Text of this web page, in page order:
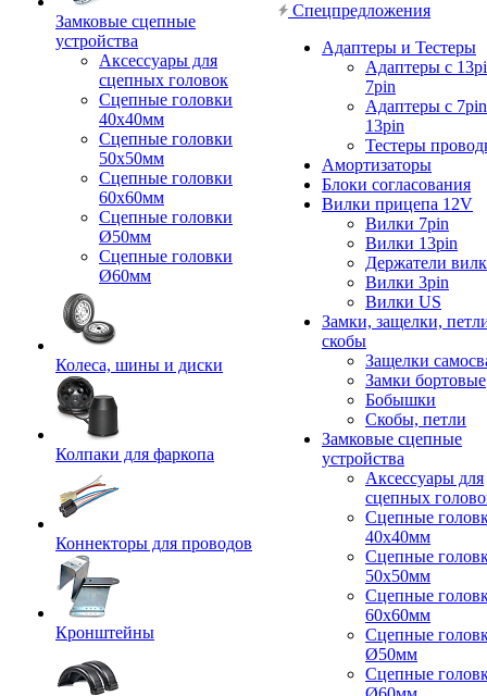
Замковые сцепные
устройства
Аксессуары для
сцепных головок
Сцепные головки
40x40мм
Сцепные головки
50x50мм
Сцепные головки
60x60мм
Сцепные головки
Ø50мм
Сцепные головки
Ø60мм
Колеса, шины и диски
Колпаки для фаркопа
Коннекторы для проводов
Кронштейны
Спецпредложения
Адаптеры и Тестеры
Адаптеры с
7pin
Адаптеры с
13pin
Тестеры
Амортизаторы
Блоки согласования
Вилки прицепа 12V
Вилки 7pin
Вилки 13pin
Держатели
Вилки 3pin
Вилки US
Замки, защелки,
скобы
Защелки
Замки бортовые
Бобышки
Скобы, петли
Замковые сцепные
устройства
Аксессуары для
сцепных
Сцепные
40x40мм
Сцепные
50x50мм
Сцепные
60x60мм
Сцепные
Ø50мм
Сцепные